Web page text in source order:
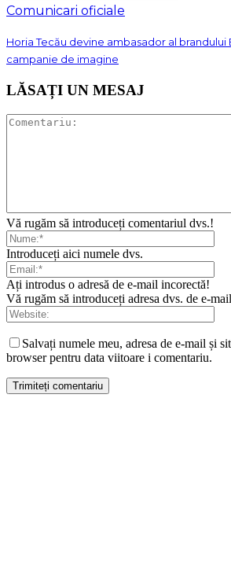
Comunicari oficiale
Horia Tecău devine ambasador al brandului
campanie de imagine
LĂSAȚI UN MESAJ
Vă rugăm să introduceți comentariul dvs.!
Introduceți aici numele dvs.
Ați introdus o adresă de e-mail incorectă!
Vă rugăm să introduceți adresa dvs. de e-
Salvați numele meu, adresa de e-mail și
browser pentru data viitoare i comentariu.